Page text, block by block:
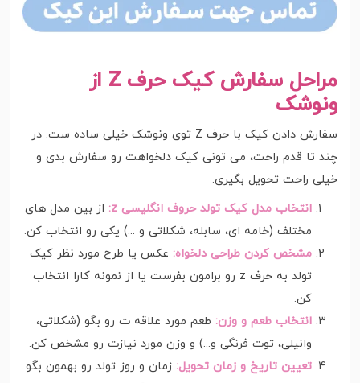
مراحل سفارش کیک حرف Z از
ونوشک
سفارش دادن کیک با حرف Z توی ونوشک خیلی ساده ست. در
چند تا قدم راحت، می تونی کیک دلخواهت رو سفارش بدی و
خیلی راحت تحویل بگیری.
انتخاب مدل کیک تولد حروف انگلیسی z:
از بین مدل های
مختلف (خامه ای، سابله، شکلاتی و ...) یکی رو انتخاب کن.
مشخص کردن طراحی دلخواه: عکس یا طرح مورد نظر کیک
تولد به حرف z رو برامون بفرست یا از نمونه کارا انتخاب
کن.
انتخاب طعم و وزن: طعم مورد علاقه ت رو بگو (شکلاتی،
وانیلی، توت فرنگی و...) و وزن مورد نیازت رو مشخص کن.
تعیین تاریخ و زمان تحویل: زمان و روز تولد رو بهمون بگو